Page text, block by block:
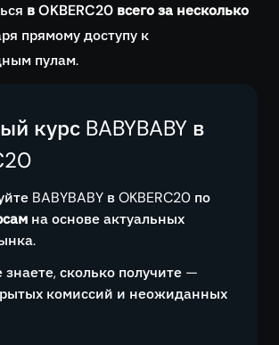
в OKBERC20 всего за несколько
прямому доступу к
пулам.
курс BABYBABY в
BABYBABY в OKBERC20 по
на основе актуальных
сколько получите —
комиссий и неожиданных